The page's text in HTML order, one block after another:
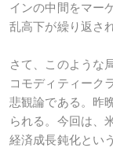
インの中間をマー
乱高下が繰り返さ
さて、このような
コモディティーク
悲観論である。昨
られる。今回は、
経済成長鈍化とい